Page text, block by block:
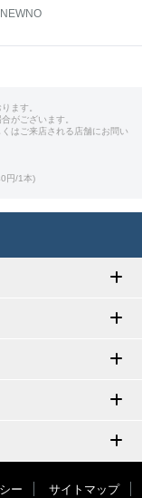
ます。
がございます。
はご来店される店舗にお問い
円/1本)
ー
サイトマップ